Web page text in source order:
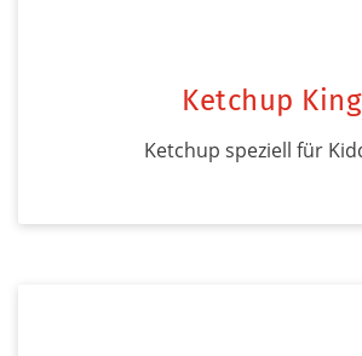
Ketchup King
Ketchup speziell für